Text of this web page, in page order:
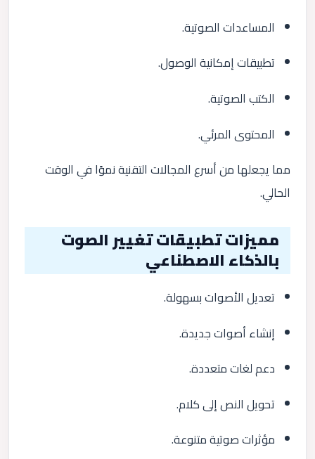
المساعدات الصوتية.
تطبيقات إمكانية الوصول.
الكتب الصوتية.
المحتوى المرئي.
مما يجعلها من أسرع المجالات التقنية نموًا في الوقت
الحالي.
مميزات تطبيقات تغيير الصوت
بالذكاء الاصطناعي
تعديل الأصوات بسهولة.
إنشاء أصوات جديدة.
دعم لغات متعددة.
تحويل النص إلى كلام.
مؤثرات صوتية متنوعة.